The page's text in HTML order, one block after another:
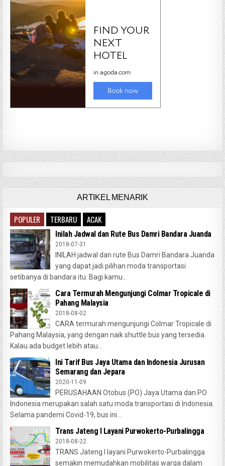
ARTIKEL MENARIK
POPULER TERBARU ACAK
Inilah Jadwal dan Rute Bus Damri Bandara Juanda
2018-07-31
INILAH jadwal dan rute Bus Damri Bandara Juanda
yang dapat jadi pilihan moda transportasi
setibanya di bandara itu. Bagi kamu...
Cara Termurah Mengunjungi Colmar Tropicale di
Pahang Malaysia
2018-08-02
CARA termurah mengunjungi Colmar Tropicale di
Pahang Malaysia, yang dengan naik shuttle bus yang tersedia.
Kalau ada budget lebih atau...
Ini Tarif Bus Jaya Utama dan Indonesia Jurusan
Semarang dan Jepara
2020-11-09
PERUSAHAAN Otobus (PO) Jaya Utama dan PO
Indonesia merupakan salah satu moda transportasi di Indonesia.
Selama pandemi Covid-19, bus ini...
Trans Jateng I Layani Purwokerto-Purbalingga
2018-08-22
TRANS Jateng I layani Purwokerto-Purbalingga
semakin memudahkan mobilitas warga dalam